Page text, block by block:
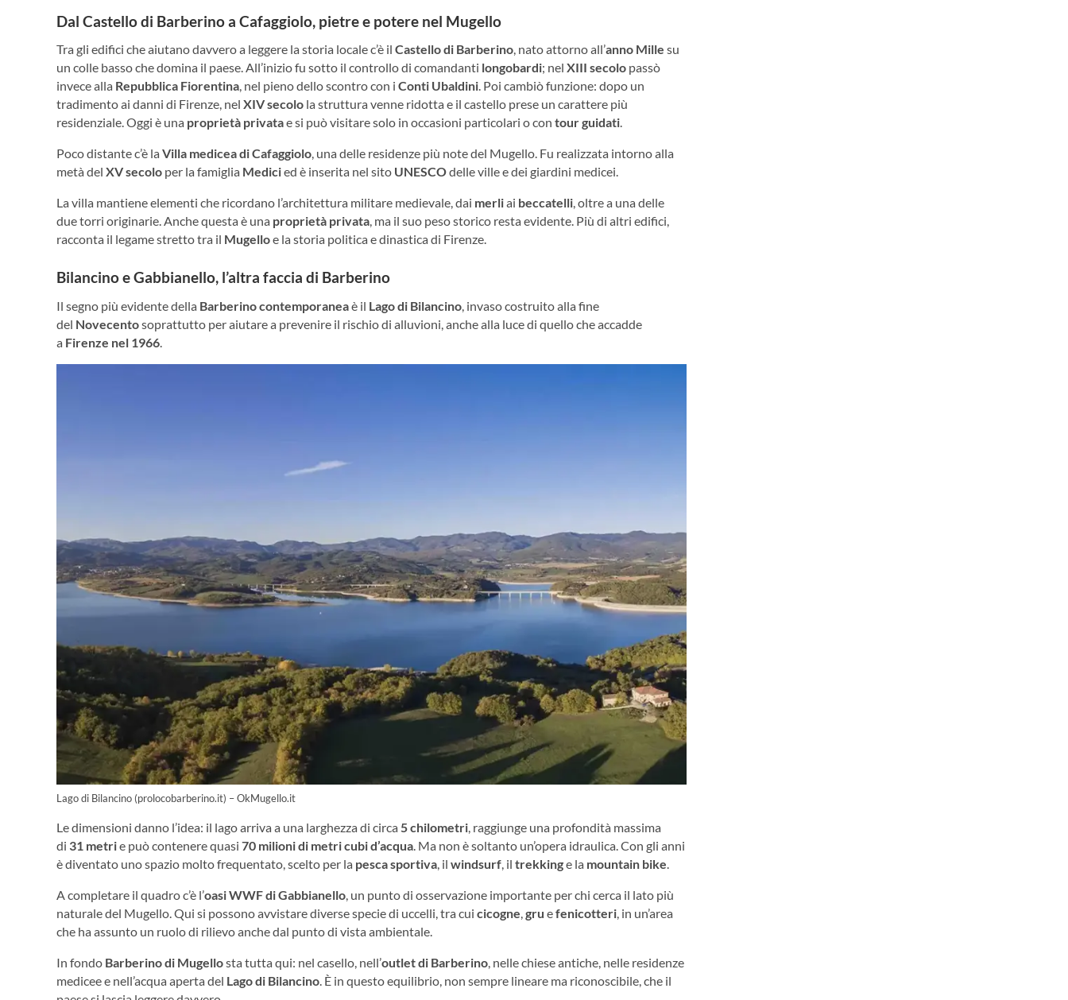
Dal Castello di Barberino a Cafaggiolo, pietre e potere nel Mugello
Tra gli edifici che aiutano davvero a leggere la storia locale c’è il Castello di Barberino, nato attorno all’anno Mille su
un colle basso che domina il paese. All’inizio fu sotto il controllo di comandanti longobardi; nel XIII secolo passò
invece alla Repubblica Fiorentina, nel pieno dello scontro con i Conti Ubaldini. Poi cambiò funzione: dopo un
tradimento ai danni di Firenze, nel XIV secolo la struttura venne ridotta e il castello prese un carattere più
residenziale. Oggi è una proprietà privatae si può visitare solo in occasioni particolari o con tour guidati.
Poco distante c’è la Villa medicea di Cafaggiolo, una delle residenze più note del Mugello. Fu realizzata intorno alla
metà del XV secolo per la famiglia Medicied è inserita nel sito UNESCOdelle ville e dei giardini medicei.
La villa mantiene elementi che ricordano l’architettura militare medievale, dai merliai beccatelli, oltre a una delle
due torri originarie. Anche questa è una proprietà privata, ma il suo peso storico resta evidente. Più di altri edifici,
racconta il legame stretto tra il Mugelloe la storia politica e dinastica di Firenze.
Bilancino e Gabbianello, l’altra faccia di Barberino
Il segno più evidente della Barberino contemporaneaè il Lago di Bilancino, invaso costruito alla fine
del Novecentosoprattutto per aiutare a prevenire il rischio di alluvioni, anche alla luce di quello che accadde
a Firenze nel 1966.
Lago di Bilancino (prolocobarberino.it) – OkMugello.it
Le dimensioni danno l’idea: il lago arriva a una larghezza di circa 5 chilometri, raggiunge una profondità massima
di 31 metrie può contenere quasi 70 milioni di metri cubi d’acqua. Ma non è soltanto un’opera idraulica. Con gli anni
è diventato uno spazio molto frequentato, scelto per la pesca sportiva, il windsurf, il trekkinge la mountain bike.
A completare il quadro c’è l’oasi WWF di Gabbianello, un punto di osservazione importante per chi cerca il lato più
naturale del Mugello. Qui si possono avvistare diverse specie di uccelli, tra cui cicogne,gru efenicotteri, in un’area
che ha assunto un ruolo di rilievo anche dal punto di vista ambientale.
In fondo Barberino di Mugellosta tutta qui: nel casello, nell’outlet di Barberino, nelle chiese antiche, nelle residenze
medicee e nell’acqua aperta del Lago di Bilancino. È in questo equilibrio, non sempre lineare ma riconoscibile, che il